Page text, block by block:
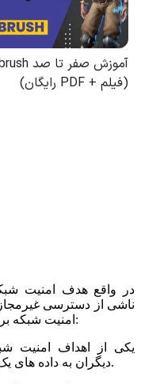
در واقع هدف امنیت
ناشی از دسترسی
امنیت شبکه برای پیشگیری از مسائل زیر مطرح میشود:
دیگران به داده هایو نقض محرمانگی اطلاعات است.